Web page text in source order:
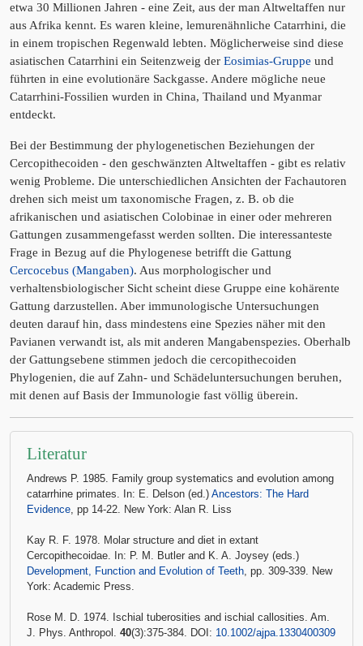
etwa 30 Millionen Jahren - eine Zeit, aus der man Altweltaffen nur
aus Afrika kennt. Es waren kleine, lemurenähnliche Catarrhini, die
in einem tropischen Regenwald lebten. Möglicherweise sind diese
asiatischen Catarrhini ein Seitenzweig der Eosimias-Gruppe und
führten in eine evolutionäre Sackgasse. Andere mögliche neue
Catarrhini-Fossilien wurden in China, Thailand und Myanmar
entdeckt.
Bei der Bestimmung der phylogenetischen Beziehungen der
Cercopithecoiden - den geschwänzten Altweltaffen - gibt es relativ
wenig Probleme. Die unterschiedlichen Ansichten der Fachautoren
drehen sich meist um taxonomische Fragen, z. B. ob die
afrikanischen und asiatischen Colobinae in einer oder mehreren
Gattungen zusammengefasst werden sollten. Die interessanteste
Frage in Bezug auf die Phylogenese betrifft die Gattung
Cercocebus (Mangaben). Aus morphologischer und
verhaltensbiologischer Sicht scheint diese Gruppe eine kohärente
Gattung darzustellen. Aber immunologische Untersuchungen
deuten darauf hin, dass mindestens eine Spezies näher mit den
Pavianen verwandt ist, als mit anderen Mangabenspezies. Oberhalb
der Gattungsebene stimmen jedoch die cercopithecoiden
Phylogenien, die auf Zahn- und Schädeluntersuchungen beruhen,
mit denen auf Basis der Immunologie fast völlig überein.
Literatur
Andrews P. 1985. Family group systematics and evolution among
catarrhine primates. In: E. Delson (ed.) Ancestors: The Hard
Evidence, pp 14-22. New York: Alan R. Liss
Kay R. F. 1978. Molar structure and diet in extant
Cercopithecoidae. In: P. M. Butler and K. A. Joysey (eds.)
Development, Function and Evolution of Teeth, pp. 309-339. New
York: Academic Press.
Rose M. D. 1974. Ischial tuberosities and ischial callosities. Am.
J. Phys. Anthropol. 40(3):375-384. DOI: 10.1002/ajpa.1330400309